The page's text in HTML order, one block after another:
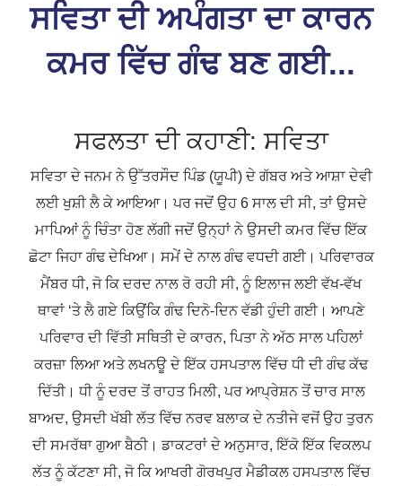
ਸਵਿਤਾ ਦੀ ਅਪੰਗਤਾ ਦਾ ਕਾਰਨ
ਕਮਰ ਵਿੱਚ ਗੰਢ ਬਣ ਗਈ...
ਸਫਲਤਾ ਦੀ ਕਹਾਣੀ: ਸਵਿਤਾ
ਸਵਿਤਾ ਦੇ ਜਨਮ ਨੇ ਉੱਤਰਸੌਦ ਪਿੰਡ (ਯੂਪੀ) ਦੇ ਗੱਬਰ ਅਤੇ ਆਸ਼ਾ ਦੇਵੀ
ਲਈ ਖੁਸ਼ੀ ਲੈ ਕੇ ਆਇਆ। ਪਰ ਜਦੋਂ ਉਹ 6 ਸਾਲ ਦੀ ਸੀ, ਤਾਂ ਉਸਦੇ
ਮਾਪਿਆਂ ਨੂੰ ਚਿੰਤਾ ਹੋਣ ਲੱਗੀ ਜਦੋਂ ਉਨ੍ਹਾਂ ਨੇ ਉਸਦੀ ਕਮਰ ਵਿੱਚ ਇੱਕ
ਛੋਟਾ ਜਿਹਾ ਗੰਢ ਦੇਖਿਆ। ਸਮੇਂ ਦੇ ਨਾਲ ਗੰਢ ਵਧਦੀ ਗਈ। ਪਰਿਵਾਰਕ
ਮੈਂਬਰ ਧੀ, ਜੋ ਕਿ ਦਰਦ ਨਾਲ ਰੋ ਰਹੀ ਸੀ, ਨੂੰ ਇਲਾਜ ਲਈ ਵੱਖ-ਵੱਖ
ਥਾਵਾਂ ‘ਤੇ ਲੈ ਗਏ ਕਿਉਂਕਿ ਗੰਢ ਦਿਨੋ-ਦਿਨ ਵੱਡੀ ਹੁੰਦੀ ਗਈ। ਆਪਣੇ
ਪਰਿਵਾਰ ਦੀ ਵਿੱਤੀ ਸਥਿਤੀ ਦੇ ਕਾਰਨ, ਪਿਤਾ ਨੇ ਅੱਠ ਸਾਲ ਪਹਿਲਾਂ
ਕਰਜ਼ਾ ਲਿਆ ਅਤੇ ਲਖਨਊ ਦੇ ਇੱਕ ਹਸਪਤਾਲ ਵਿੱਚ ਧੀ ਦੀ ਗੰਢ ਕੱਢ
ਦਿੱਤੀ। ਧੀ ਨੂੰ ਦਰਦ ਤੋਂ ਰਾਹਤ ਮਿਲੀ, ਪਰ ਆਪ੍ਰੇਸ਼ਨ ਤੋਂ ਚਾਰ ਸਾਲ
ਬਾਅਦ, ਉਸਦੀ ਖੱਬੀ ਲੱਤ ਵਿੱਚ ਨਰਵ ਬਲਾਕ ਦੇ ਨਤੀਜੇ ਵਜੋਂ ਉਹ ਤੁਰਨ
ਦੀ ਸਮਰੱਥਾ ਗੁਆ ਬੈਠੀ। ਡਾਕਟਰਾਂ ਦੇ ਅਨੁਸਾਰ, ਇੱਕੋ ਇੱਕ ਵਿਕਲਪ
ਲੱਤ ਨੂੰ ਕੱਟਣਾ ਸੀ, ਜੋ ਕਿ ਆਖਰੀ ਗੋਰਖਪੁਰ ਮੈਡੀਕਲ ਹਸਪਤਾਲ ਵਿੱਚ